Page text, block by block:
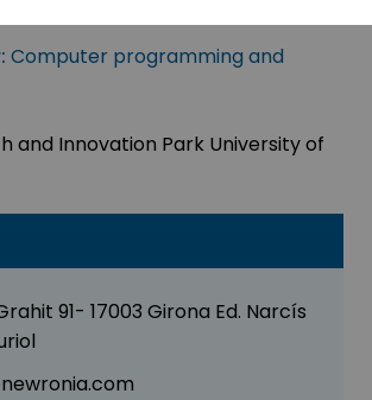
91- 17003 Girona Ed. Narcís
Computer programming and
and Innovation Park University of